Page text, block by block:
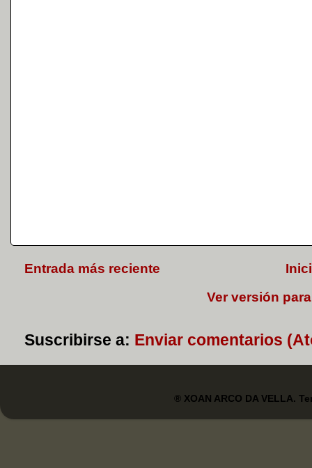
Entrada más reciente
Ver versión
Suscribirse a: Enviar comentarios
® XOAN ARCO DA VELLA.